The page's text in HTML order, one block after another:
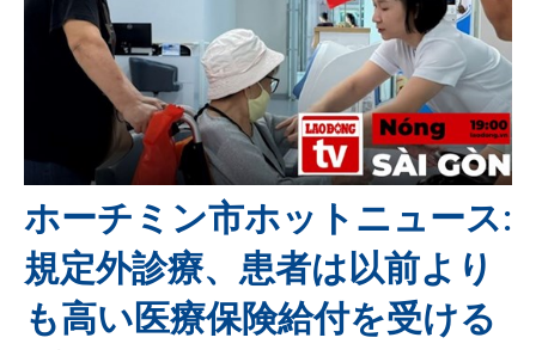
ホーチミン市ホットニュース:
規定外診療、患者は以前より
も高い医療保険給付を受ける